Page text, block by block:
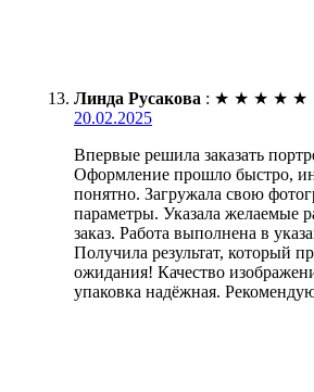
Линда Русакова : ★ ★ ★ ★ ★
20.02.2025
Впервые решила заказать
Оформление прошло быстро,
понятно. Загружала свою
параметры. Указала желаемые
заказ. Работа выполнена в
Получила результат, который
ожидания! Качество
упаковка надёжная.